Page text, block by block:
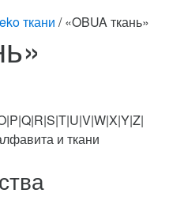
ткани / «OBUA ткань»
и ткани